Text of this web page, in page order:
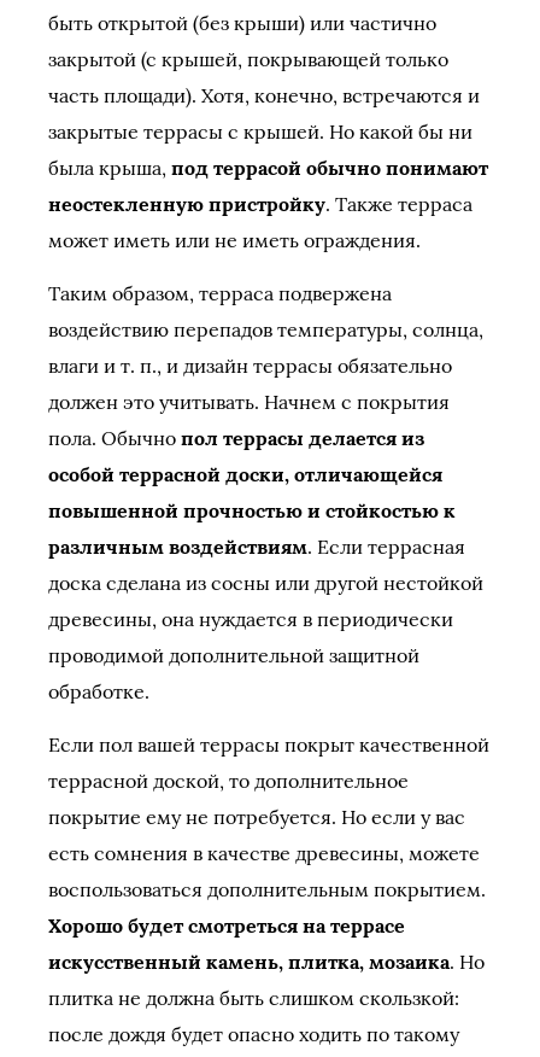
быть открытой (без крыши) или частично
закрытой (с крышей, покрывающей только
часть площади). Хотя, конечно, встречаются и
закрытые террасы с крышей. Но какой бы ни
была крыша, под террасой обычно понимают
неостекленную пристройку. Также терраса
может иметь или не иметь ограждения.
Таким образом, терраса подвержена
воздействию перепадов температуры, солнца,
влаги и т. п., и дизайн террасы обязательно
должен это учитывать. Начнем с покрытия
пола. Обычно пол террасы делается из
особой террасной доски, отличающейся
повышенной прочностью и стойкостью к
различным воздействиям. Если террасная
доска сделана из сосны или другой нестойкой
древесины, она нуждается в периодически
проводимой дополнительной защитной
обработке.
Если пол вашей террасы покрыт качественной
террасной доской, то дополнительное
покрытие ему не потребуется. Но если у вас
есть сомнения в качестве древесины, можете
воспользоваться дополнительным покрытием.
Хорошо будет смотреться на террасе
искусственный камень, плитка, мозаика. Но
плитка не должна быть слишком скользкой:
после дождя будет опасно ходить по такому